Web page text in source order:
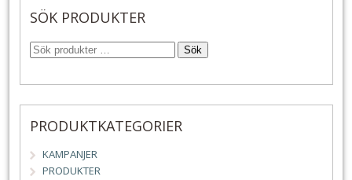
SÖK PRODUKTER
Sök
PRODUKTKATEGORIER
KAMPANJER
PRODUKTER